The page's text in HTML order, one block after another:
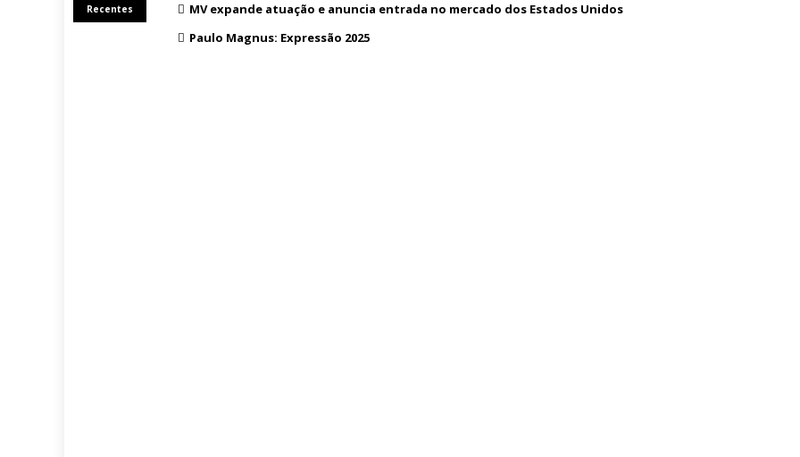
Recentes
MV expande atuação e anuncia entrada no mercado dos Estados Unidos
Paulo Magnus: Expressão 2025